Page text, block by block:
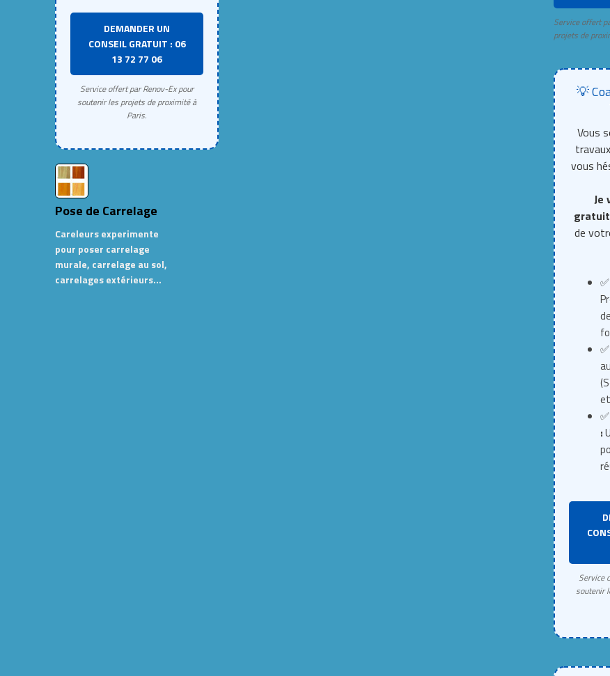
DEMANDER UN
CONSEIL GRATUIT : 06
13 72 77 06
Service offert par Renov-Ex pour
soutenir les projets de proximité à
Paris.
Pose de Carrelage
Careleurs experimente
pour poser carrelage
murale, carrelage au sol,
carrelages extérieurs…
Service offert
projets de
💡
Vous
vous
Je
de
✅
✅
✅
:
Service
soutenir